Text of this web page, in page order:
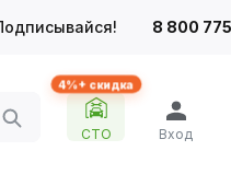
8 800
4%+ скидка
СТО Вход